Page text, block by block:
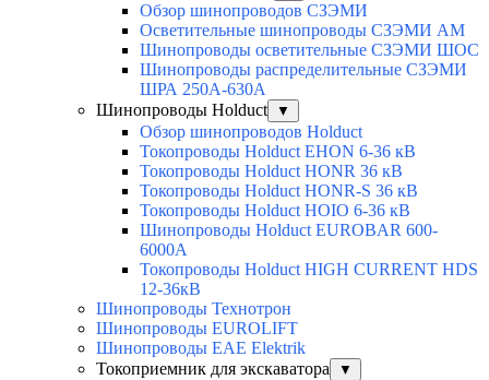
Обзор шинопроводов СЗЭМИ
Осветительные шинопроводы СЗЭМИ АМ
Шинопроводы осветительные СЗЭМИ ШОС
Шинопроводы распределительные СЗЭМИ
ШРА 250А-630А
Шинопроводы Holduct
▼
Обзор шинопроводов Holduct
Токопроводы Holduct EHON 6-36 кВ
Токопроводы Holduct HONR 36 кВ
Токопроводы Holduct HONR-S 36 кВ
Токопроводы Holduct HOIO 6-36 кВ
Шинопроводы Holduct EUROBAR 600-
6000А
Токопроводы Holduct HIGH CURRENT HDS
12-36кВ
Шинопроводы Технотрон
Шинопроводы EUROLIFT
Шинопроводы EAE Elektrik
Токоприемник для экскаватора
▼